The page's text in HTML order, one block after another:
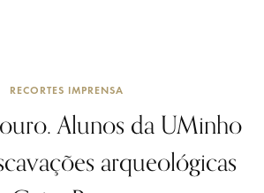
RECORTES IMPRENSA
Alunos da UMinho
arqueológicas